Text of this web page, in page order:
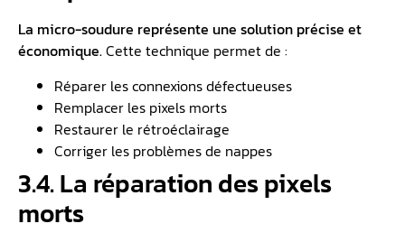
La micro-soudure représente une solution précise et
économique.Cette technique permet de :
Réparer les connexions défectueuses
Remplacer les pixels morts
Restaurer le rétroéclairage
Corriger les problèmes de nappes
3.4. La réparation des pixels
morts